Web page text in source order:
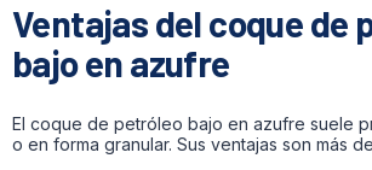
Ventajas del coque de
bajo en azufre
El coque de petróleo bajo en azufre suele
o en forma granular. Sus ventajas son más